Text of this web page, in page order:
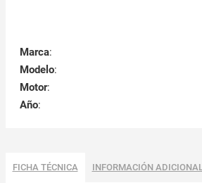
Marca:
Modelo:
Motor:
Año:
FICHA TÉCNICA INFORMACIÓN